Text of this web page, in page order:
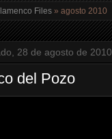
Files » agosto 2010
28 de agosto de 2010
del Pozo